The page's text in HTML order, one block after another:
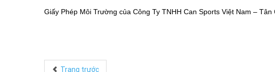
Giấy Phép Môi Trường của Công Ty TNHH Can Sports Việt Nam – Tân
Trang trước